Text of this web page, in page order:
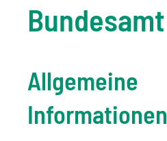
Bundesamt
Allgemeine
Informationen